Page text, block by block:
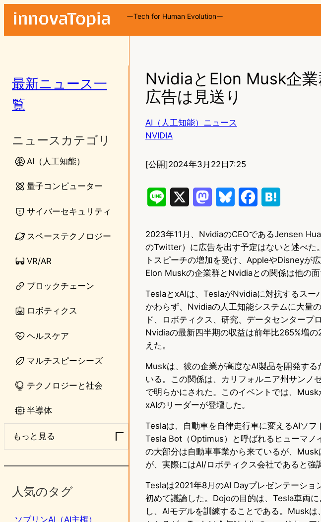
ーTech for Human Evolutionー
最新ニュース一
覧
ニュースカテゴリ
AI（人工知能）
量子コンピューター
サイバーセキュリティ
スペーステクノロジー
VR/AR
ブロックチェーン
ロボティクス
ヘルスケア
マルチスピーシーズ
テクノロジーと社会
半導体
もっと見る
人気のタグ
ソブリンAI（AI主権）
NvidiaとElon Musk企
広告は見送り
AI（人工知能）ニュース
NVIDIA
[公開]2024年3月22日7:25
n
e
s
t
o
d
o
n
u
e
s
k
y
c
e
b
o
o
k
t
e
n
a
2023年11月、NvidiaのCEOであるJensen
のTwitter）に広告を出す予定はないと述べた
トスピーチの増加を受け、AppleやDisneyが
Elon Muskの企業群とNvidiaとの関係は他の面
TeslaとxAIは、TeslaがNvidiaに対抗するス
かわらず、Nvidiaの人工知能システムに大量
ド、ロボティクス、研究、データセンタープ
Nvidiaの最新四半期の収益は前年比265%増
えた。
Muskは、彼の企業が高度なAI製品を開発す
いる。この関係は、カリフォルニア州サンノ
で明らかにされた。このイベントでは、
xAIのリーダーが登壇した。
Teslaは、自動車を自律走行車に変えるAIソフ
Tesla Bot（Optimus）と呼ばれるヒューマノ
の大部分は自動車事業から来ているが、
が、実際にはAI/ロボティクス会社であると強
Teslaは2021年8月のAI Dayプレゼンテーシ
初めて議論した。Dojoの目的は、Tesla車両
し、AIモデルを訓練することである。Musk